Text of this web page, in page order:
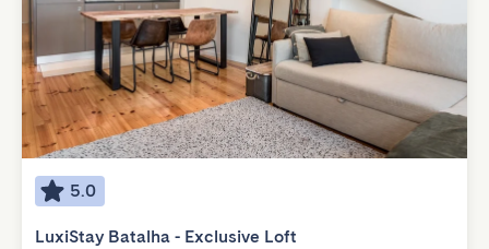
5.0
LuxiStay Batalha - Exclusive Loft